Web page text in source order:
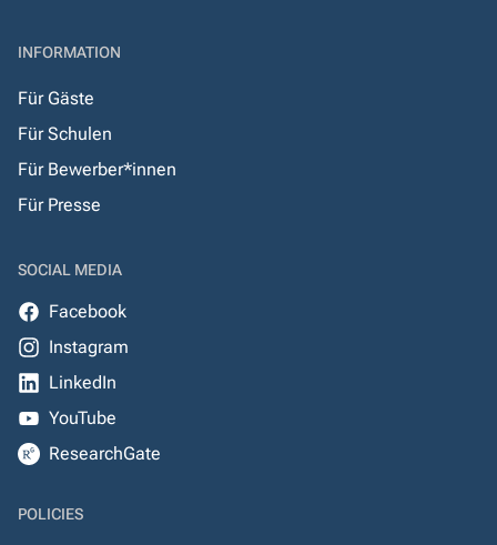
INFORMATION
Für Gäste
Für Schulen
Für Bewerber*innen
Für Presse
SOCIAL MEDIA
Facebook
Instagram
LinkedIn
YouTube
ResearchGate
POLICIES